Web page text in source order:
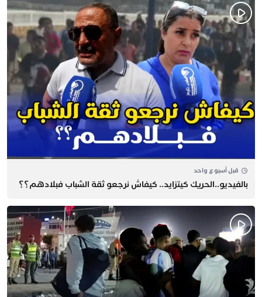
قبل أسبوع واحد
بالفيديو..الحريك كيتزايد.. كيفاش نرجعو ثقة الشباب فبلادهم؟؟